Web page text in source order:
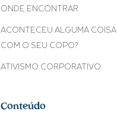
ONDE ENCONTRAR
ACONTECEU ALGUMA COISA
COM O SEU COPO?
ATIVISMO CORPORATIVO
Conteúdo